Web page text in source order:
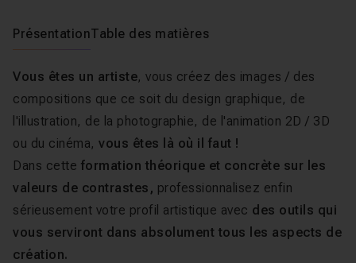
PrésentationTable des matières
Vous êtes un artiste, vous créez des images / des
compositions que ce soit du design graphique, de
l'illustration, de la photographie, de l'animation 2D / 3D
ou du cinéma, vous êtes là où il faut !
Dans cette formation théorique et concrète sur les
valeurs de contrastes, professionnalisez enfin
sérieusement votre profil artistique avec des outils qui
vous serviront dans absolument tous les aspects de
création.